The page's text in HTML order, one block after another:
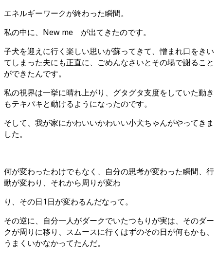
エネルギーワークが終わった瞬間。
私の中に、New me が出てきたのです。
子犬を迎えに行く楽しい思いが蘇ってきて、憎まれ口をきい
てしまった夫にも正直に、ごめんなさいとその場で謝ること
ができたんです。
私の視界は一挙に晴れ上がり、グタグタ支度をしていた動き
もテキパキと動けるようになったのです。
そして、我が家にかわいいかわいい小犬ちゃんがやってきま
した。
何が変わったわけでもなく、自分の思考が変わった瞬間、行
動が変わり、それから周りが変わ
り、その日1日が変わるんだなって。
その逆に、自分一人がダークでいたつもりが実は、そのダー
クが周りに移り、スムースに行くはずのその日が何もかも、
うまくいかなかってたんだ。